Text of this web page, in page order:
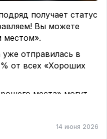
получает статус
Вы можете
местом».
уже отправилась в
от всех «Хороших
места» могут
кабинете. Награда
14 июня 2026